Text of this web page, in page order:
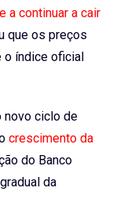
a continuar a cair
que os preços
índice oficial
novo ciclo de
crescimento da
do Banco
da